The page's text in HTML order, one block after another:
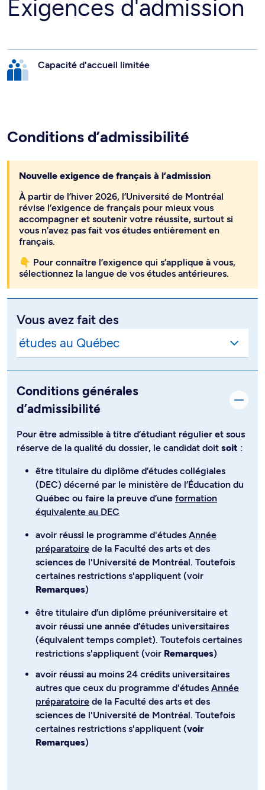
Exigences d'admission
Capacité d'accueil limitée
Conditions d’admissibilité
Nouvelle exigence de français à l’admission
À partir de l’hiver 2026, l’Université de Montréal
révise l’exigence de français pour mieux vous
accompagner et soutenir votre réussite, surtout si
vous n’avez pas fait vos études entièrement en
français.
👇 Pour connaître l’exigence qui s’applique à vous,
sélectionnez la langue de vos études antérieures.
Vous avez fait des
Conditions générales
d’admissibilité
Pour être admissible à titre d’étudiant régulier et sous
réserve de la qualité du dossier, le candidat doit soit :
être titulaire du diplôme d’études collégiales
(DEC) décerné par le ministère de l’Éducation du
Québec ou faire la preuve d’une formation
équivalente au DEC
avoir réussi le programme d'études Année
préparatoire de la Faculté des arts et des
sciences de l'Université de Montréal. Toutefois
certaines restrictions s'appliquent (voir
Remarques)
être titulaire d’un diplôme préuniversitaire et
avoir réussi une année d’études universitaires
(équivalent temps complet). Toutefois certaines
restrictions s'appliquent (voir Remarques)
avoir réussi au moins 24 crédits universitaires
autres que ceux du programme d'études Année
préparatoire de la Faculté des arts et des
sciences de l'Université de Montréal. Toutefois
certaines restrictions s'appliquent (voir
Remarques)